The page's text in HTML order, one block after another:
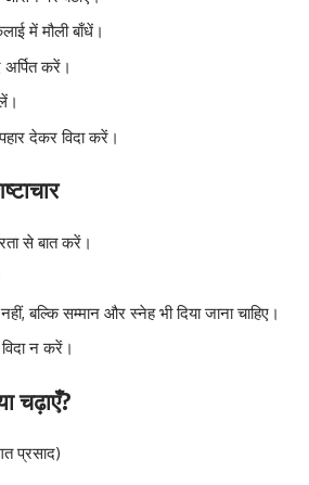
में मौली बाँधें।
करें।
देकर विदा करें।
से बात करें।
बल्कि सम्मान और स्नेह भी दिया जाना चाहिए।
न करें।
चढ़ाएँ?
प्रसाद)